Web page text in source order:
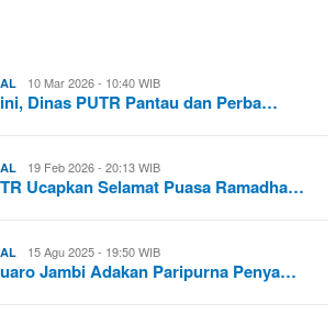
10 Mar 2026 - 10:40 WIB
Dinas PUTR Pantau dan Perba…
19 Feb 2026 - 20:13 WIB
Ucapkan Selamat Puasa Ramadha…
15 Agu 2025 - 19:50 WIB
Jambi Adakan Paripurna Penya…